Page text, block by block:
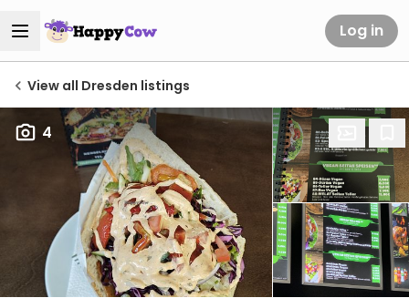
Log in
View all Dresden listings
4